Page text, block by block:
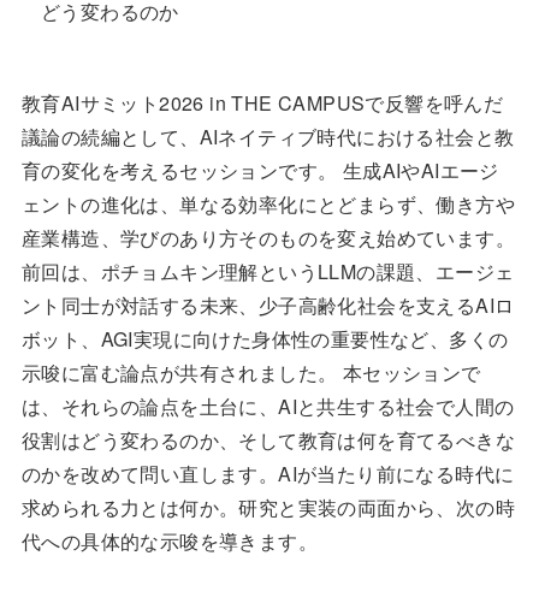
どう変わるのか
教育AIサミット2026 in THE CAMPUSで反響を呼んだ
議論の続編として、AIネイティブ時代における社会と教
育の変化を考えるセッションです。 生成AIやAIエージ
ェントの進化は、単なる効率化にとどまらず、働き方や
産業構造、学びのあり方そのものを変え始めています。
前回は、ポチョムキン理解というLLMの課題、エージェ
ント同士が対話する未来、少子高齢化社会を支えるAIロ
ボット、AGI実現に向けた身体性の重要性など、多くの
示唆に富む論点が共有されました。 本セッションで
は、それらの論点を土台に、AIと共生する社会で人間の
役割はどう変わるのか、そして教育は何を育てるべきな
のかを改めて問い直します。AIが当たり前になる時代に
求められる力とは何か。研究と実装の両面から、次の時
代への具体的な示唆を導きます。